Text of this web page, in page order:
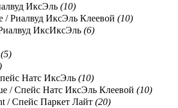
ИксЭль (10)
/ Риалвуд ИксЭль Клеевой (10)
ИксИксЭль (6)
(5)
)
Натс ИксЭль (10)
/ Спейс Натс ИксЭль Клеевой (10)
/ Спейс Паркет Лайт (20)